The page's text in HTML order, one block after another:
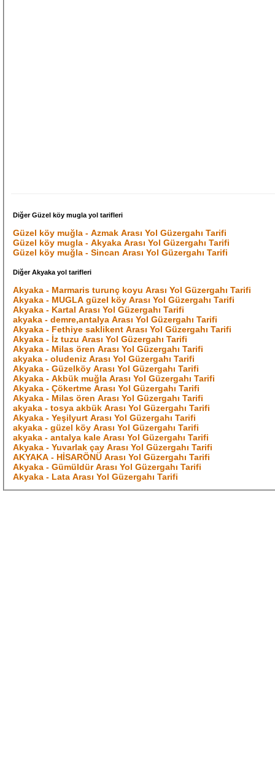
Diğer Güzel köy mugla yol tarifleri
Güzel köy muğla - Azmak Arası Yol Güzergahı Tarifi
Güzel köy mugla - Akyaka Arası Yol Güzergahı Tarifi
Güzel köy muğla - Sincan Arası Yol Güzergahı Tarifi
Diğer Akyaka yol tarifleri
Akyaka - Marmaris turunç koyu Arası Yol Güzergahı Tarifi
Akyaka - MUGLA güzel köy Arası Yol Güzergahı Tarifi
Akyaka - Kartal Arası Yol Güzergahı Tarifi
akyaka - demre,antalya Arası Yol Güzergahı Tarifi
Akyaka - Fethiye saklikent Arası Yol Güzergahı Tarifi
Akyaka - İz tuzu Arası Yol Güzergahı Tarifi
Akyaka - Milas ören Arası Yol Güzergahı Tarifi
akyaka - oludeniz Arası Yol Güzergahı Tarifi
Akyaka - Güzelköy Arası Yol Güzergahı Tarifi
Akyaka - Akbük muğla Arası Yol Güzergahı Tarifi
Akyaka - Çökertme Arası Yol Güzergahı Tarifi
Akyaka - Milas ören Arası Yol Güzergahı Tarifi
akyaka - tosya akbük Arası Yol Güzergahı Tarifi
Akyaka - Yeşilyurt Arası Yol Güzergahı Tarifi
akyaka - güzel köy Arası Yol Güzergahı Tarifi
akyaka - antalya kale Arası Yol Güzergahı Tarifi
Akyaka - Yuvarlak çay Arası Yol Güzergahı Tarifi
AKYAKA - HİSARÖNÜ Arası Yol Güzergahı Tarifi
Akyaka - Gümüldür Arası Yol Güzergahı Tarifi
Akyaka - Lata Arası Yol Güzergahı Tarifi